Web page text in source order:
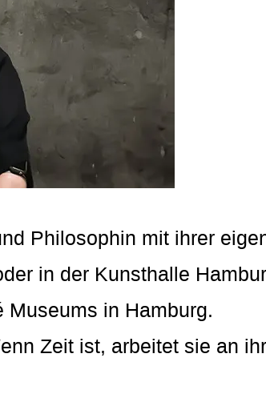
Philosophin mit ihrer
in der Kunsthalle
Museums in Hamburg.
Zeit ist, arbeitet sie an